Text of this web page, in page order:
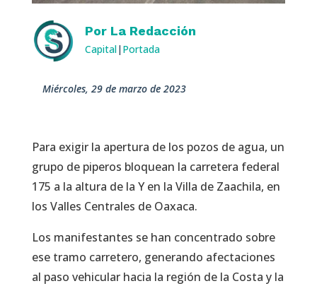
Por La Redacción
Capital| Portada
miércoles, 29 de marzo de 2023
Para exigir la apertura de los pozos de agua, un
grupo de piperos bloquean la carretera federal
175 a la altura de la Y en la Villa de Zaachila, en
los Valles Centrales de Oaxaca.
Los manifestantes se han concentrado sobre
ese tramo carretero, generando afectaciones
al paso vehicular hacia la región de la Costa y la